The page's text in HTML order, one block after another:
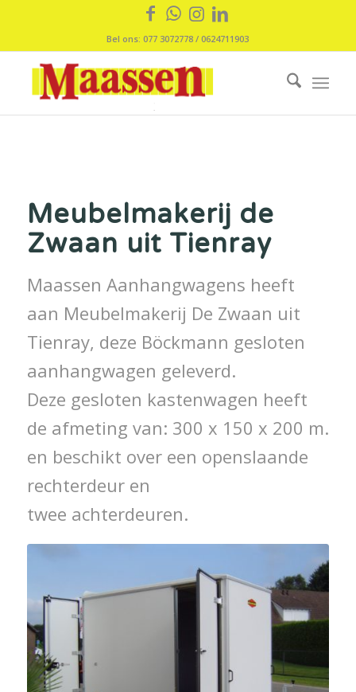
Bel ons: 077 3072778 / 0624711903
Meubelmakerij de
Zwaan uit Tienray
Maassen Aanhangwagens heeft
aan Meubelmakerij De Zwaan uit
Tienray, deze Böckmann gesloten
aanhangwagen geleverd.
Deze gesloten kastenwagen heeft
de afmeting van: 300 x 150 x 200 m.
en beschikt over een openslaande
rechterdeur en
twee achterdeuren.